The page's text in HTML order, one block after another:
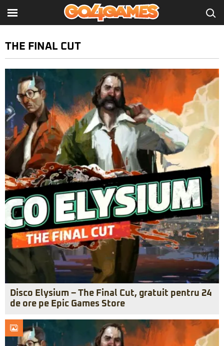
THE FINAL CUT
Disco Elysium – The Final Cut, gratuit pentru 24
de ore pe Epic Games Store